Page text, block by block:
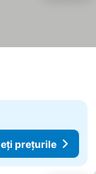
prețurile